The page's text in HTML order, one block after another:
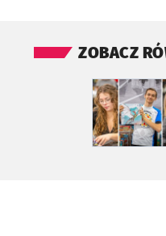
ZOBACZ
otworzy się